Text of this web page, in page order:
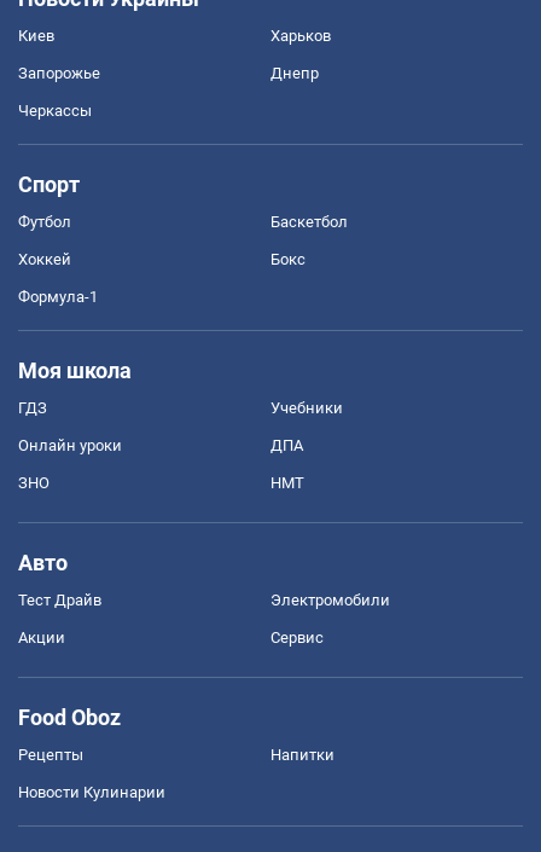
Киев Харьков
Запорожье Днепр
Черкассы
Спорт
Футбол Баскетбол
Хоккей Бокс
Формула-1
Моя школа
ГДЗ Учебники
Онлайн уроки ДПА
ЗНО НМТ
Авто
Тест Драйв Электромобили
Акции Сервис
Food Oboz
Рецепты Напитки
Новости Кулинарии